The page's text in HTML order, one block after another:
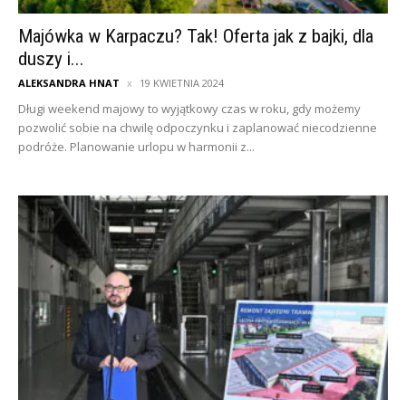
Majówka w Karpaczu? Tak! Oferta jak z bajki, dla
duszy i...
ALEKSANDRA HNAT 19 KWIETNIA 2024
Długi weekend majowy to wyjątkowy czas w roku, gdy możemy
pozwolić sobie na chwilę odpoczynku i zaplanować niecodzienne
podróże. Planowanie urlopu w harmonii z...